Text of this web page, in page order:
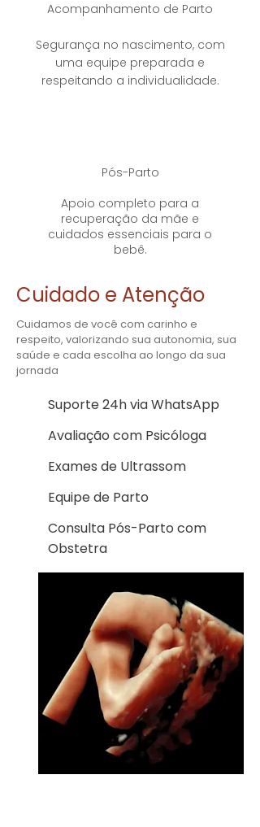
Acompanhamento de Parto
Segurança no nascimento, com
uma equipe preparada e
respeitando a individualidade.
Pós-Parto
Apoio completo para a
recuperação da mãe e
cuidados essenciais para o
bebê.
Cuidado e Atenção
Cuidamos de você com carinho e
respeito, valorizando sua autonomia, sua
saúde e cada escolha ao longo da sua
jornada
Suporte 24h via WhatsApp
Avaliação com Psicóloga
Exames de Ultrassom
Equipe de Parto
Consulta Pós-Parto com
Obstetra